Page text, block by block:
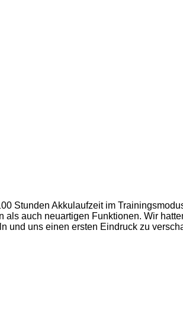
Stunden Akkulaufzeit im
als auch neuartigen Funktionen. Wir
und uns einen ersten Eindruck zu